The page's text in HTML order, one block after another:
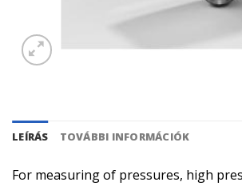
LEÍRÁS TOVÁBBI INFORMÁCIÓK
For measuring of pressures, high